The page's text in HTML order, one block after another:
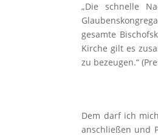
„Die schnelle
gesamte
Kirche gilt es
zu bezeugen.“
Dem darf ich
anschließen und